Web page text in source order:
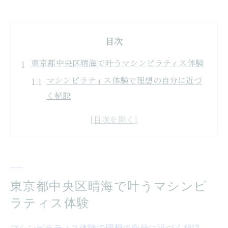
目次
東京都中央区晴海で叶うマシンピラティス体験
マシンピラティス体験で理想の自分に近づ
く秘訣
体験レッスンで感じるマシンピラティスの
魅力とは
ピラティスマシンの種類ごとの体験ポイン
東京都中央区晴海で叶うマシンピ
ラティス体験